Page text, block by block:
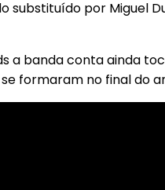
substituído por Miguel
banda conta ainda
formaram no final do